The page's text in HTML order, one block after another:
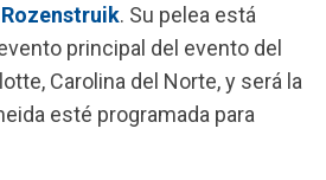
. Su pelea está
principal del evento del
Carolina del Norte, y será la
esté programada para